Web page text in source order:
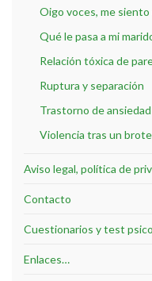
Oigo voces, me
Qué le pasa a mi
Relación tóxica de
Ruptura y separación
Trastorno de
Violencia tras un
Aviso legal, política de
Contacto
Cuestionarios y test
Enlaces…